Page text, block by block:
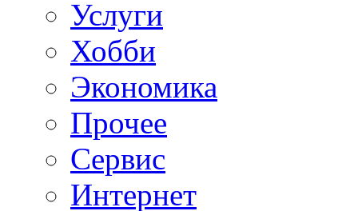
Услуги
Хобби
Экономика
Прочее
Сервис
Интернет